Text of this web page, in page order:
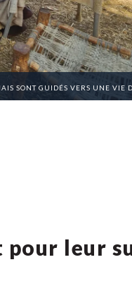
SONT GUIDÉS VERS UNE VIE
leur